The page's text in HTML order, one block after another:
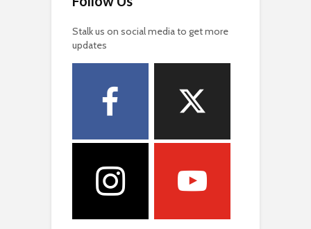
Stalk us on social media to get more
updates